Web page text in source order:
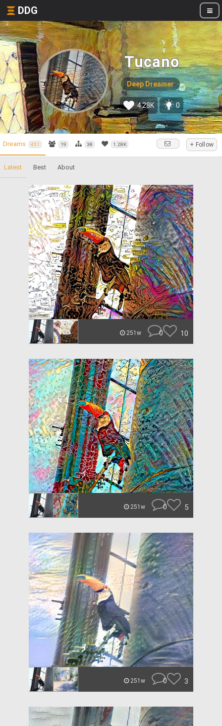
DDG
Tucano
Deep Dreamer
4.28K 0
Dreams 451 19 38 1.28K + Follow
Latest Best About
251w 0 10
251w 0 5
251w 0 3